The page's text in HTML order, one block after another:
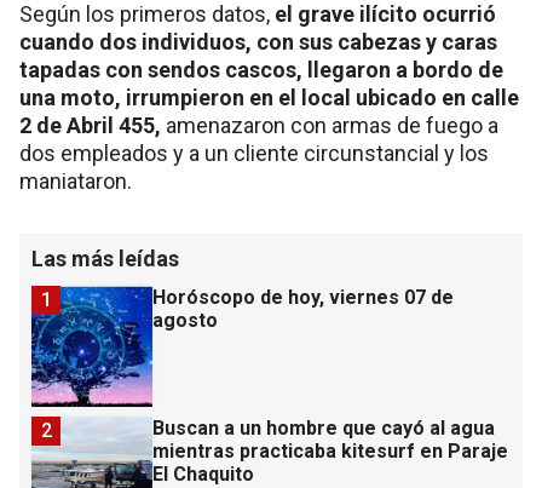
Según los primeros datos, el grave ilícito ocurrió
cuando dos individuos, con sus cabezas y caras
tapadas con sendos cascos, llegaron a bordo de
una moto, irrumpieron en el local ubicado en calle
2 de Abril 455, amenazaron con armas de fuego a
dos empleados y a un cliente circunstancial y los
maniataron.
Las más leídas
Horóscopo de hoy, viernes 07 de
agosto
1
Buscan a un hombre que cayó al agua
mientras practicaba kitesurf en Paraje
El Chaquito
2